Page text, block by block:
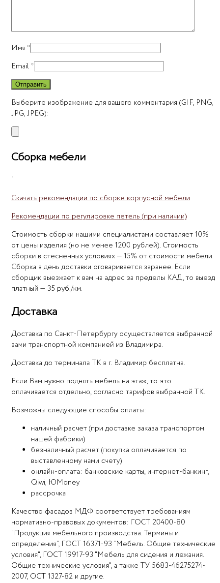
Имя *
Email*
Выберите изображение для вашего комментария (GIF, PNG,
JPG, JPEG):
Сборка мебели
‘
Скачать рекомендации по сборке корпусной мебели
Рекомендации по регулировке петель (при наличии)
Стоимость сборки нашими специалистами составляет 10%
от цены изделия (но не менее 1200 рублей). Стоимость
сборки в стесненных условиях — 15% от стоимости мебели.
Сборка в день доставки оговаривается заранее. Если
сборщик выезжает к вам на адрес за пределы КАД, то выезд
платный — 35 руб./км.
Доставка
Доставка по Санкт-Петербургу осуществляется выбранной
вами транспортной компанией из Владимира.
Доставка до терминала ТК в г. Владимир бесплатна.
Если Вам нужно поднять мебель на этаж, то это
оплачивается отдельно, согласно тарифов выбранной ТК.
Возможны следующие способы оплаты:
наличный расчет (при доставке заказа транспортом
нашей фабрики)
безналичный расчет (покупка оплачивается по
выставленному нами счету)
онлайн-оплата: банковские карты, интернет-банкинг,
Qiwi, ЮMoney
рассрочка
Качество фасадов МДФ соответствует требованиям
нормативно-правовых документов: ГОСТ 20400-80
"Продукция мебельного производства. Термины и
определения", ГОСТ 16371-93 "Мебель. Общие технические
условия", ГОСТ 19917-93 "Мебель для сидения и лежания.
Общие технические условия", а также ТУ 5683-46275274-
2007, ОСТ 1327-82 и другие.